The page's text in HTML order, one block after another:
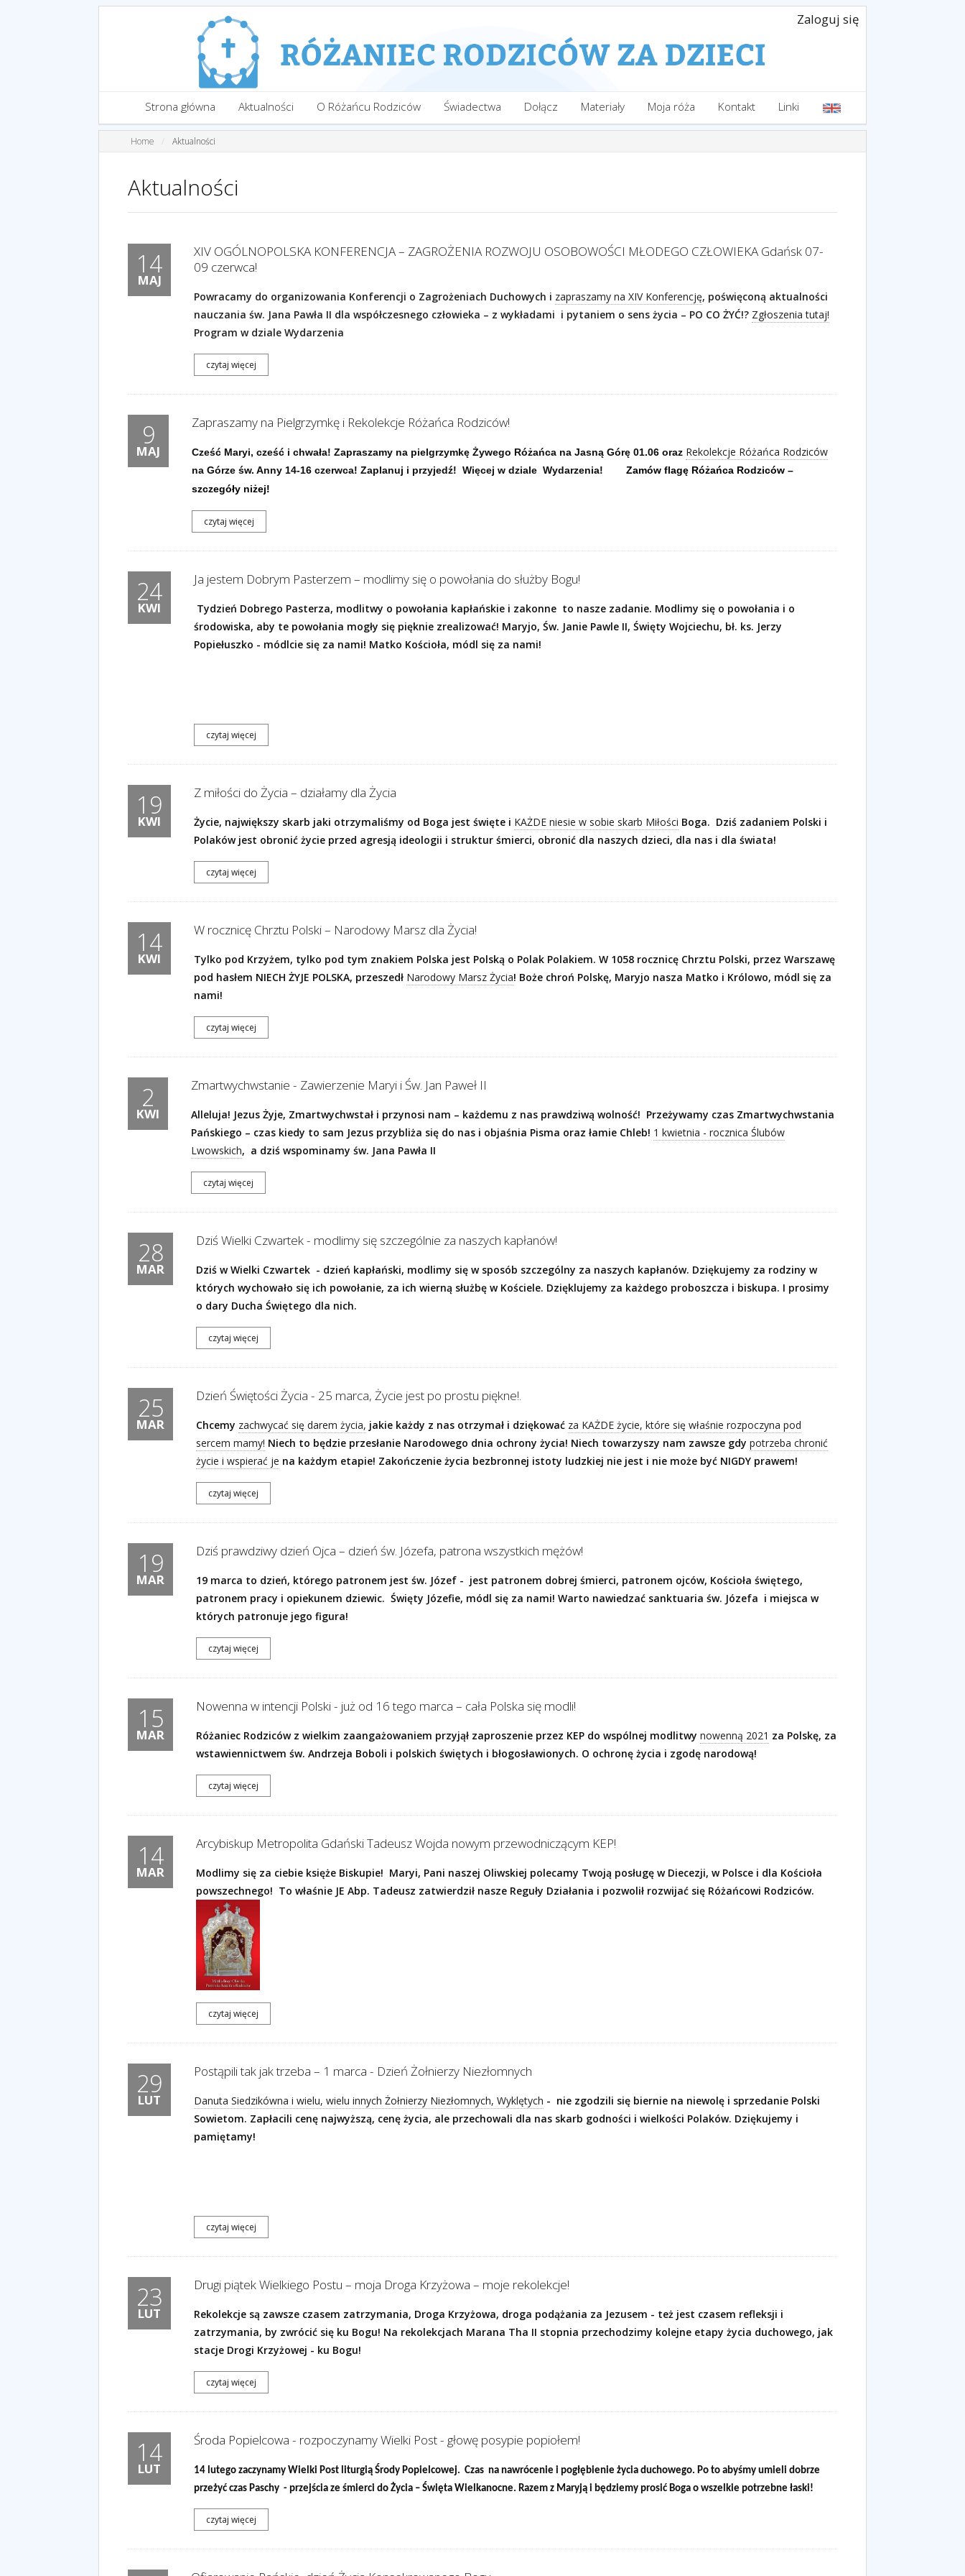
Zaloguj się
Strona główna Aktualności O Różańcu Rodziców Świadectwa Dołącz Materiały Moja róża Kontakt Linki
Home Aktualności
Aktualności
14
MAJ
XIV OGÓLNOPOLSKA KONFERENCJA – ZAGROŻENIA ROZWOJU OSOBOWOŚCI MŁODEGO CZŁOWIEKA Gdańsk 07-
09 czerwca!
Powracamy do organizowania Konferencji o Zagrożeniach Duchowych i zapraszamy na XIV Konferencję, poświęconą aktualności
nauczania św. Jana Pawła II dla współczesnego człowieka – z wykładami i pytaniem o sens życia – PO CO ŻYĆ!? Zgłoszenia tutaj!
Program w dziale Wydarzenia
czytaj więcej
9
MAJ
Zapraszamy na Pielgrzymkę i Rekolekcje Różańca Rodziców!
Cześć Maryi, cześć i chwała! Zapraszamy na pielgrzymkę Żywego Różańca na Jasną Górę 01.06 oraz Rekolekcje Różańca Rodziców
na Górze św. Anny 14-16 czerwca! Zaplanuj i przyjedź! Więcej w dziale Wydarzenia! Zamów flagę Różańca Rodziców –
szczegóły niżej!
czytaj więcej
24
KWI
Ja jestem Dobrym Pasterzem – modlimy się o powołania do służby Bogu!
Tydzień Dobrego Pasterza, modlitwy o powołania kapłańskie i zakonne to nasze zadanie. Modlimy się o powołania i o
środowiska, aby te powołania mogły się pięknie zrealizować! Maryjo, Św. Janie Pawle II, Święty Wojciechu, bł. ks. Jerzy
Popiełuszko - módlcie się za nami! Matko Kościoła, módl się za nami!
czytaj więcej
19
KWI
Z miłości do Życia – działamy dla Życia
Życie, największy skarb jaki otrzymaliśmy od Boga jest święte i KAŻDE niesie w sobie skarb Miłości Boga. Dziś zadaniem Polski i
Polaków jest obronić życie przed agresją ideologii i struktur śmierci, obronić dla naszych dzieci, dla nas i dla świata!
czytaj więcej
14
KWI
W rocznicę Chrztu Polski – Narodowy Marsz dla Życia!
Tylko pod Krzyżem, tylko pod tym znakiem Polska jest Polską o Polak Polakiem. W 1058 rocznicę Chrztu Polski, przez Warszawę
pod hasłem NIECH ŻYJE POLSKA, przeszedł Narodowy Marsz Życia! Boże chroń Polskę, Maryjo nasza Matko i Królowo, módl się za
nami!
czytaj więcej
2
KWI
Zmartwychwstanie - Zawierzenie Maryi i Św. Jan Paweł II
Alleluja! Jezus Żyje, Zmartwychwstał i przynosi nam – każdemu z nas prawdziwą wolność! Przeżywamy czas Zmartwychwstania
Pańskiego – czas kiedy to sam Jezus przybliża się do nas i objaśnia Pisma oraz łamie Chleb! 1 kwietnia - rocznica Ślubów
Lwowskich, a dziś wspominamy św. Jana Pawła II
czytaj więcej
28
MAR
Dziś Wielki Czwartek - modlimy się szczególnie za naszych kapłanów!
Dziś w Wielki Czwartek - dzień kapłański, modlimy się w sposób szczególny za naszych kapłanów. Dziękujemy za rodziny w
których wychowało się ich powołanie, za ich wierną służbę w Kościele. Dzięklujemy za każdego proboszcza i biskupa. I prosimy
o dary Ducha Świętego dla nich.
czytaj więcej
25
MAR
Dzień Świętości Życia - 25 marca, Życie jest po prostu piękne!.
Chcemy zachwycać się darem życia, jakie każdy z nas otrzymał i dziękować za KAŻDE życie, które się właśnie rozpoczyna pod
sercem mamy! Niech to będzie przesłanie Narodowego dnia ochrony życia! Niech towarzyszy nam zawsze gdy potrzeba chronić
życie i wspierać je na każdym etapie! Zakończenie życia bezbronnej istoty ludzkiej nie jest i nie może być NIGDY prawem!
czytaj więcej
19
MAR
Dziś prawdziwy dzień Ojca – dzień św. Józefa, patrona wszystkich mężów!
19 marca to dzień, którego patronem jest św. Józef - jest patronem dobrej śmierci, patronem ojców, Kościoła świętego,
patronem pracy i opiekunem dziewic. Święty Józefie, módl się za nami! Warto nawiedzać sanktuaria św. Józefa i miejsca w
których patronuje jego figura!
czytaj więcej
15
MAR
Nowenna w intencji Polski - już od 16 tego marca – cała Polska się modli!
Różaniec Rodziców z wielkim zaangażowaniem przyjął zaproszenie przez KEP do wspólnej modlitwy nowenną 2021 za Polskę, za
wstawiennictwem św. Andrzeja Boboli i polskich świętych i błogosławionych. O ochronę życia i zgodę narodową!
czytaj więcej
14
MAR
Arcybiskup Metropolita Gdański Tadeusz Wojda nowym przewodniczącym KEP!
Modlimy się za ciebie księże Biskupie! Maryi, Pani naszej Oliwskiej polecamy Twoją posługę w Diecezji, w Polsce i dla Kościoła
powszechnego! To właśnie JE Abp. Tadeusz zatwierdził nasze Reguły Działania i pozwolił rozwijać się Różańcowi Rodziców.
czytaj więcej
29
LUT
Postąpili tak jak trzeba – 1 marca - Dzień Żołnierzy Niezłomnych
Danuta Siedzikówna i wielu, wielu innych Żołnierzy Niezłomnych, Wyklętych - nie zgodzili się biernie na niewolę i sprzedanie Polski
Sowietom. Zapłacili cenę najwyższą, cenę życia, ale przechowali dla nas skarb godności i wielkości Polaków. Dziękujemy i
pamiętamy!
czytaj więcej
23
LUT
Drugi piątek Wielkiego Postu – moja Droga Krzyżowa – moje rekolekcje!
Rekolekcje są zawsze czasem zatrzymania, Droga Krzyżowa, droga podążania za Jezusem - też jest czasem refleksji i
zatrzymania, by zwrócić się ku Bogu! Na rekolekcjach Marana Tha II stopnia przechodzimy kolejne etapy życia duchowego, jak
stacje Drogi Krzyżowej - ku Bogu!
czytaj więcej
14
LUT
Środa Popielcowa - rozpoczynamy Wielki Post - głowę posypie popiołem!
14 lutego zaczynamy Wielki Post liturgią Środy Popielcowej. Czas na nawrócenie i pogłębienie życia duchowego. Po to abyśmy umieli dobrze
przeżyć czas Paschy - przejścia ze śmierci do Życia – Święta Wielkanocne. Razem z Maryją i będziemy prosić Boga o wszelkie potrzebne łaski!
czytaj więcej